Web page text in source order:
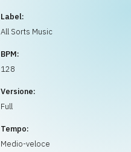
Label:
All Sorts Music
BPM:
128
Versione:
Full
Tempo:
Medio-veloce